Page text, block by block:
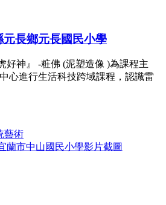
元長鄉元長國民小學
好神』 -粧佛 (泥塑造像 )為課程主
心進行生活科技跨域課程，認識雷
藝術